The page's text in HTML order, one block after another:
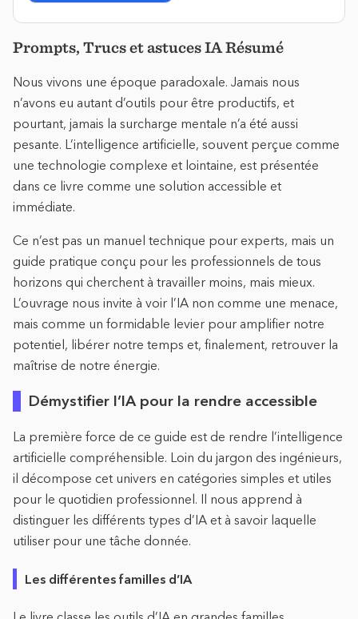
Prompts, Trucs et astuces IA Résumé
Nous vivons une époque paradoxale. Jamais nous
n’avons eu autant d’outils pour être productifs, et
pourtant, jamais la surcharge mentale n’a été aussi
pesante. L’intelligence artificielle, souvent perçue comme
une technologie complexe et lointaine, est présentée
dans ce livre comme une solution accessible et
immédiate.
Ce n’est pas un manuel technique pour experts, mais un
guide pratique conçu pour les professionnels de tous
horizons qui cherchent à travailler moins, mais mieux.
L’ouvrage nous invite à voir l’IA non comme une menace,
mais comme un formidable levier pour amplifier notre
potentiel, libérer notre temps et, finalement, retrouver la
maîtrise de notre énergie.
Démystifier l’IA pour la rendre accessible
La première force de ce guide est de rendre l’intelligence
artificielle compréhensible. Loin du jargon des ingénieurs,
il décompose cet univers en catégories simples et utiles
pour le quotidien professionnel. Il nous apprend à
distinguer les différents types d’IA et à savoir laquelle
utiliser pour une tâche donnée.
Les différentes familles d’IA